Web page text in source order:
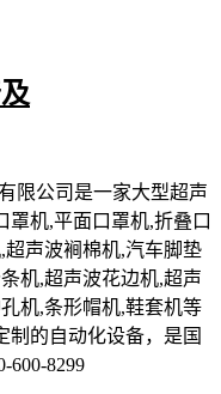
限公司是一家大型超声
罩机,平面口罩机,折叠口
声波裥棉机,汽车脚垫
机,超声波花边机,超声
机,条形帽机,鞋套机等
制的自动化设备，是国
600-8299